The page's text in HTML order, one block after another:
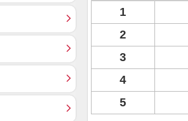
1
2
3
4
5